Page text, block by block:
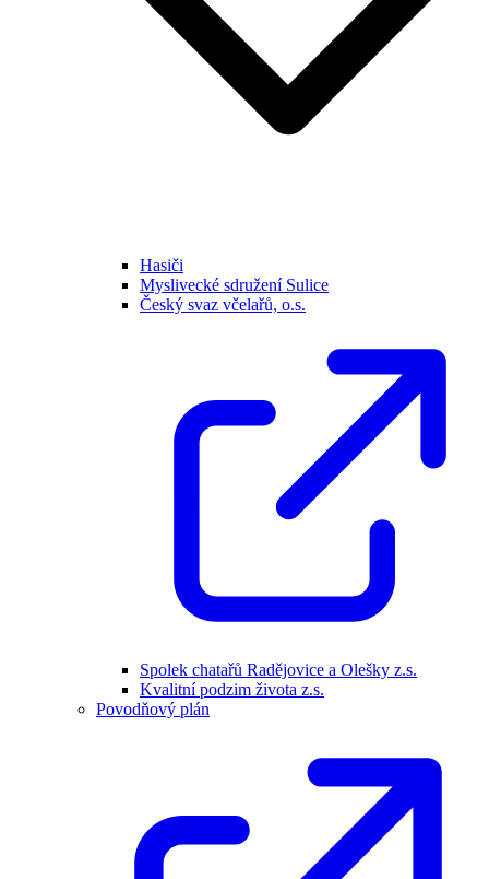
Hasiči
Myslivecké sdružení Sulice
Český svaz včelařů, o.s.
Spolek chatařů Radějovice a Olešky z.s.
Kvalitní podzim života z.s.
Povodňový plán